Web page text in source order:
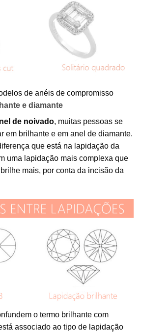
de anéis de compromisso
e diamante
de noivado, muitas pessoas se
em brilhante e em anel de diamante.
que está na lapidação da
uma lapidação mais complexa que
mais, por conta da incisão da
o termo brilhante com
associado ao tipo de lapidação